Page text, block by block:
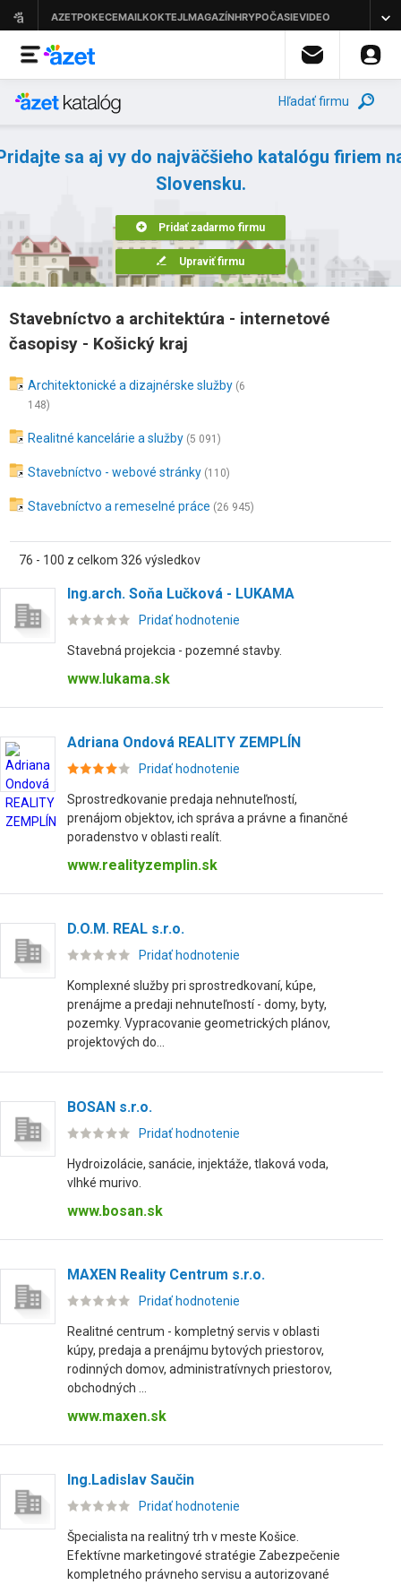
Hľadať firmu
sa aj vy do najväčšieho katalógu firiem
Slovensku.
Pridať zadarmo firmu
Upraviť firmu
Stavebníctvo a architektúra - internetové
časopisy - Košický kraj
Architektonické a dizajnérske služby (6
148)
Realitné kancelárie a služby (5 091)
Stavebníctvo - webové stránky (110)
Stavebníctvo a remeselné práce (26 945)
76 - 100 z celkom 326 výsledkov
Ing.arch. Soňa Lučková - LUKAMA
Pridať hodnotenie
Stavebná projekcia - pozemné stavby.
www.lukama.sk
Adriana Ondová REALITY ZEMPLÍN
Pridať hodnotenie
Sprostredkovanie predaja nehnuteľností,
prenájom objektov, ich správa a právne a finančné
poradenstvo v oblasti realít.
www.realityzemplin.sk
D.O.M. REAL s.r.o.
Pridať hodnotenie
Komplexné služby pri sprostredkovaní, kúpe,
prenájme a predaji nehnuteľností - domy, byty,
pozemky. Vypracovanie geometrických plánov,
projektových do...
BOSAN s.r.o.
Pridať hodnotenie
Hydroizolácie, sanácie, injektáže, tlaková voda,
vlhké murivo.
www.bosan.sk
MAXEN Reality Centrum s.r.o.
Pridať hodnotenie
Realitné centrum - kompletný servis v oblasti
kúpy, predaja a prenájmu bytových priestorov,
rodinných domov, administratívnych priestorov,
obchodných ...
www.maxen.sk
Ing.Ladislav Saučin
Pridať hodnotenie
Špecialista na realitný trh v meste Košice.
Efektívne marketingové stratégie Zabezpečenie
kompletného právneho servisu a autorizované